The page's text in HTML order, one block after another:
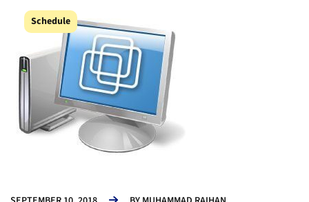
Schedule